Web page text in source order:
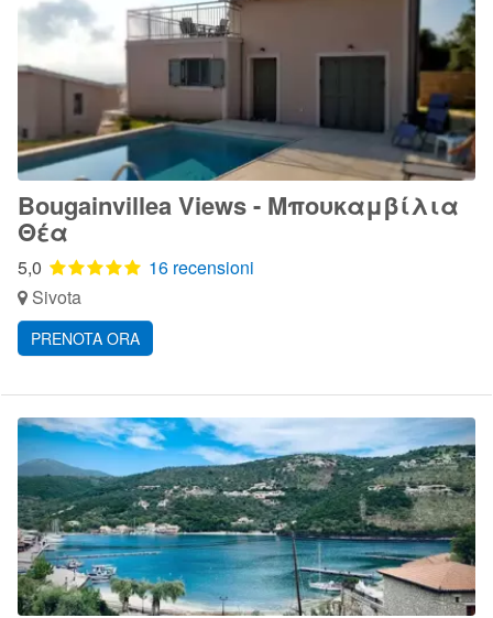
Bougainvillea Views - Μπουκαμβίλια
Θέα
5,0
16 recensioni
Sivota
PRENOTA ORA